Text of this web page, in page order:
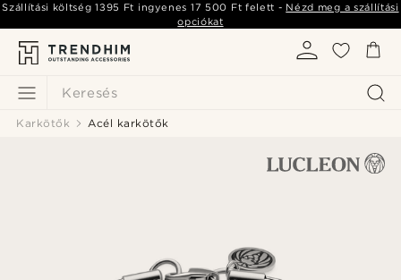
Keresés
Szállítási költség1395 Ft ingyenes 17 500 Ft felett - Nézd meg a szállítási
opciókat
Karkötők Acél karkötők